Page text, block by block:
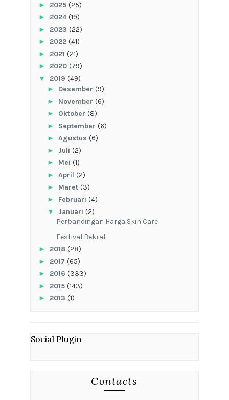
► 2025 (25)
► 2024(19)
► 2023 (22)
► 2022 (41)
► 2021 (21)
► 2020 (79)
▼ 2019 (49)
► Desember (9)
► November (6)
► Oktober (8)
► September (6)
► Agustus (6)
► Juli (2)
► Mei (1)
► April (2)
► Maret (3)
► Februari (4)
▼ Januari (2)
Perbandingan Harga Skin Care
Festival Bekraf
► 2018 (28)
► 2017 (65)
► 2016 (333)
► 2015 (143)
► 2013 (1)
Social Plugin
Contacts